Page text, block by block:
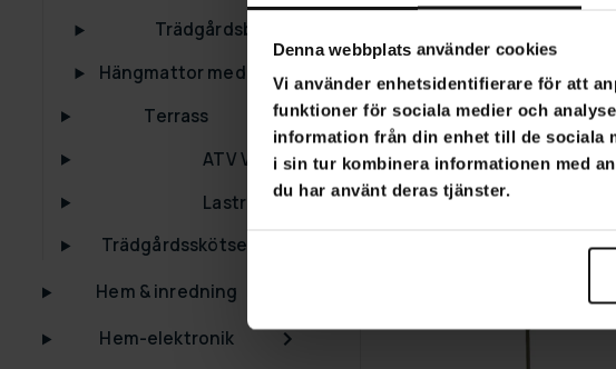
Denna webbplats använder cookies
Vi använder enhetsidentifierare för att
funktioner för sociala medier och
information från din enhet till de sociala
i sin tur kombinera informationen med
du har använt deras tjänster.
Trädgårdsbänkar
Hängmattor med Stativ
Terrass
ATV Vagnar
Lastramper
Trädgårdsskötsel
Hem & inredning
Hem-elektronik
-69%